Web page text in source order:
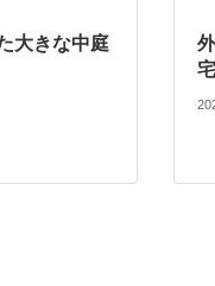
大きな中庭